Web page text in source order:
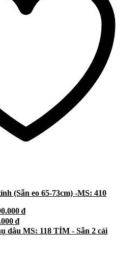
(Sẵn eo 65-73cm) -MS: 410
₫.
₫Giá
tại
₫Giá
hiện